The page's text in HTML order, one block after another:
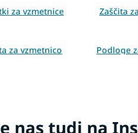
za vzmetnice Zaščita
za vzmetnico
Podloge
nas tudi na